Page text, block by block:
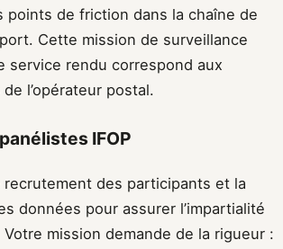
points de friction dans la chaîne de
Cette mission de surveillance
service rendu correspond aux
l’opérateur postal.
IFOP
recrutement des participants et la
données pour assurer l’impartialité
mission demande de la rigueur :